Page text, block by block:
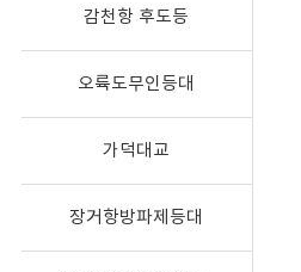
감천항 후도등
오륙도무인등대
가덕대교
장거항방파제등대